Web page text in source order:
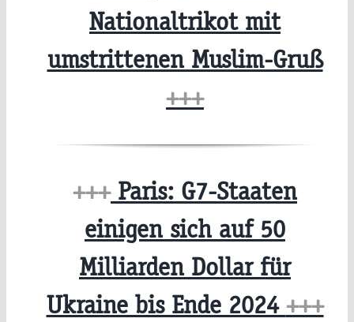
Nationaltrikot mit
umstrittenen Muslim-Gruß
+++
+++Paris: G7-Staaten
einigen sich auf 50
Milliarden Dollar für
Ukraine bis Ende 2024 +++